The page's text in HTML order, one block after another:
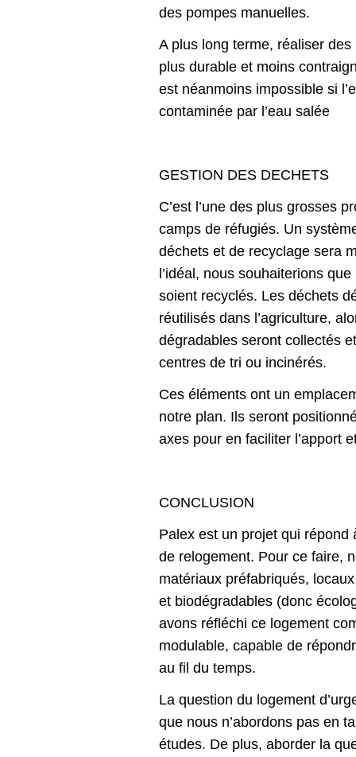
des pompes manuelles.
A plus long terme, réaliser
plus durable et moins
est néanmoins impossible si
contaminée par l’eau salée
GESTION DES DECHETS
C’est l’une des plus grosses
camps de réfugiés. Un
déchets et de recyclage sera
l’idéal, nous souhaiterions
soient recyclés. Les déchets
réutilisés dans l’agriculture,
dégradables seront collectés
centres de tri ou incinérés.
Ces éléments ont un
notre plan. Ils seront
axes pour en faciliter l’apport
CONCLUSION
Palex est un projet qui répond
de relogement. Pour ce faire,
matériaux préfabriqués,
et biodégradables (donc
avons réfléchi ce logement
modulable, capable de
au fil du temps.
La question du logement
que nous n’abordons pas en
études. De plus, aborder la